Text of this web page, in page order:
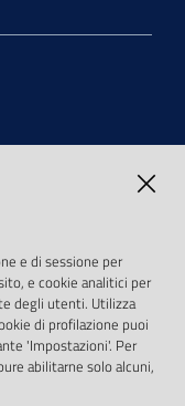
e di sessione per
e cookie analitici per
degli utenti. Utilizza
di profilazione puoi
'Impostazioni'. Per
abilitarne solo alcuni,